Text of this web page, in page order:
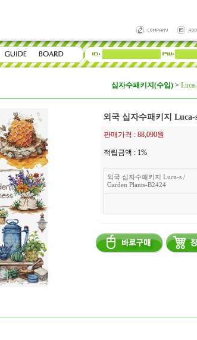
십자수패키지(수입) >
외국 십자수패키지 Luca-
판매가격 : 88,090원
적립금액 : 1%
외국 십자수패키지 Luca-s /
Garden Plants-B2424